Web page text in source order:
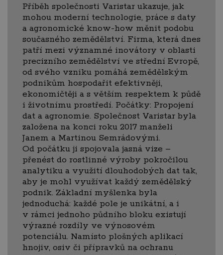
Příběh společnosti Varistar ukazuje, jak
mohou moderní technologie, práce s daty
a agronomické know-how měnit podobu
současného zemědělství. Firma, která dnes
patří mezi významné inovátory v oblasti
precizního zemědělství ve střední Evropě,
od svého vzniku pomáhá zemědělským
podnikům hospodařit efektivněji,
ekonomičtěji a s větším respektem k půdě
i životnímu prostředí. Počátky: Propojení
dat a agronomie. Společnost Varistar byla
založena na konci roku 2017 manželi
Janem a Martinou Semrádovými.
Od počátku ji spojovala jasná vize –
přenést do rostlinné výroby pokročilou
analytiku a využití dlouhodobých dat tak,
aby je mohl využívat každý zemědělský
podnik. Základní myšlenka byla
jednoduchá: každé pole je unikátní, a i
v rámci jednoho půdního bloku existují
výrazné rozdíly ve výnosovém
potenciálu. Namísto plošných aplikací
hnojiv, osiv či přípravků na ochranu